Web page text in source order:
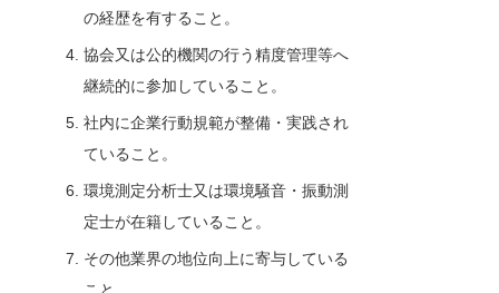
の経歴を有すること。
協会又は公的機関の行う精度管理等へ
継続的に参加していること。
社内に企業行動規範が整備・実践され
ていること。
環境測定分析士又は環境騒音・振動測
定士が在籍していること。
その他業界の地位向上に寄与している